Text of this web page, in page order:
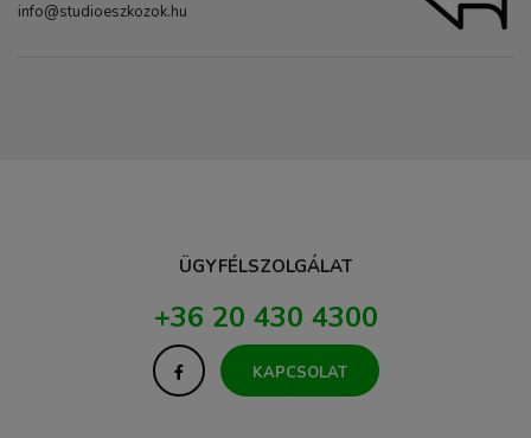
info@studioeszkozok.hu
ÜGYFÉLSZOLGÁLAT
+36 20 430 4300
KAPCSOLAT